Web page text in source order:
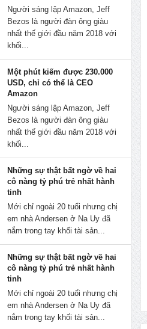
Người sáng lập Amazon, Jeff
Bezos là người đàn ông giàu
nhất thế giới đầu năm 2018 với
khối...
Một phút kiếm được 230.000
USD, chỉ có thể là CEO
Amazon
Người sáng lập Amazon, Jeff
Bezos là người đàn ông giàu
nhất thế giới đầu năm 2018 với
khối...
Những sự thật bất ngờ về hai
cô nàng tỷ phú trẻ nhất hành
tinh
Mới chỉ ngoài 20 tuổi nhưng chị
em nhà Andersen ở Na Uy đã
nắm trong tay khối tài sản...
Những sự thật bất ngờ về hai
cô nàng tỷ phú trẻ nhất hành
tinh
Mới chỉ ngoài 20 tuổi nhưng chị
em nhà Andersen ở Na Uy đã
nắm trong tay khối tài sản...